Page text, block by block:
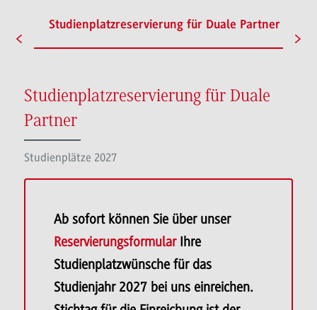
Studienplatzreservierung für Duale Partner
Studienplatzreservierung für Duale
Partner
Studienplätze 2027
Ab sofort können Sie über unser
Reservierungsformular Ihre
Studienplatzwünsche für das
Studienjahr 2027 bei uns einreichen.